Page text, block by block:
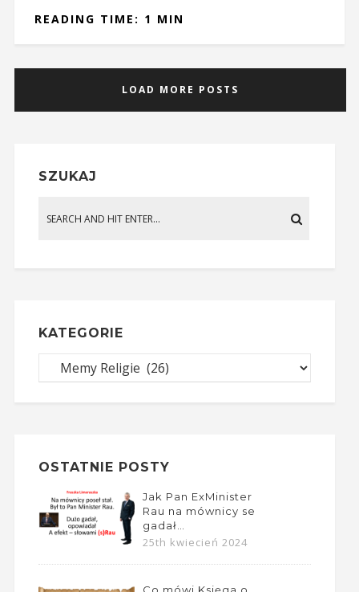
READING TIME: 1 MIN
LOAD MORE POSTS
SZUKAJ
KATEGORIE
OSTATNIE POSTY
Jak Pan ExMinister
Rau na mównicy se
gadał…
25th kwiecień 2024
Co mówi Księga o